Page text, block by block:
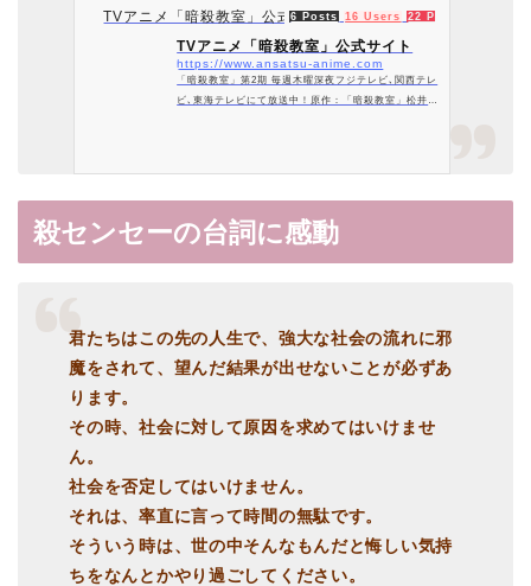
TVアニメ「暗殺教室」公式サイト
6 Posts 16 Users 22 Pockets
TVアニメ「暗殺教室」公式サイト
https://www.ansatsu-anime.com
「暗殺教室」第2期 毎週木曜深夜フジテレビ､関西テレ
ビ､東海テレビにて放送中！原作：「暗殺教室」松井優
殺センセーの台詞に感動
君たちはこの先の人生で、強大な社会の流れに邪
魔をされて、望んだ結果が出せないことが必ずあ
ります。
その時、社会に対して原因を求めてはいけませ
ん。
社会を否定してはいけません。
それは、率直に言って時間の無駄です。
そういう時は、世の中そんなもんだと悔しい気持
ちをなんとかやり過ごしてください。